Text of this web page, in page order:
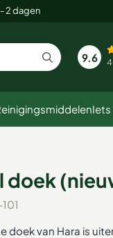
2 dagen
9.6
Iets
doek
doek van Hara is